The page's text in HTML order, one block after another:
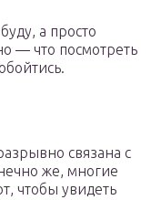
а просто
— что посмотреть
связана с
же, многие
чтобы увидеть